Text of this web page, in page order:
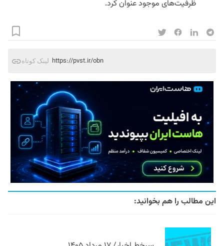
ظرفیت‌های موجود عنوان کرد.
لینک کوتاه https://pvst.ir/obn
این مطالب را هم بخوانید: